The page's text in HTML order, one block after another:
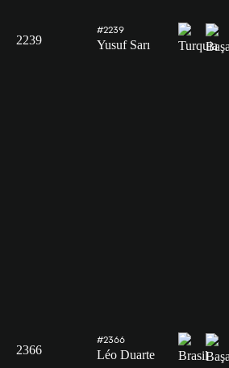
2239
#2239
Yusuf Sarı
2366
#2366
Léo Duarte